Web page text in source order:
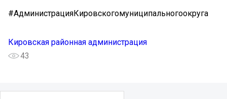
#АдминистрацияКировскогомуниципальногоокруга
Кировская районная администрация
43